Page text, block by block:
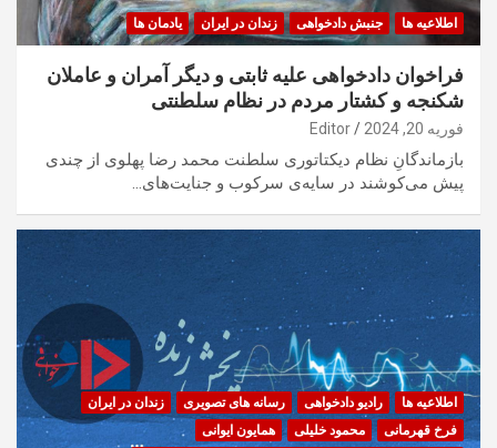
اطلاعیه ها جنبش دادخواهی زندان در ایران یادمان ها
فراخوان ‏دادخواهی علیه ثابتی و دیگر آمران و عاملان
شکنجه و کشتار مردم در نظام سلطنتی
فوریه 20, 2024 Editor
بازماندگانِ نظام دیکتاتوری سلطنت محمد رضا پهلوی از چندی
پیش می‌کوشند در سایه‌ی سرکوب و جنایت‌های…
اطلاعیه ها رادیو دادخواهی رسانه های تصویری
زندان در ایران
فرخ قهرمانی
محمود خلیلی
همایون ایوانی